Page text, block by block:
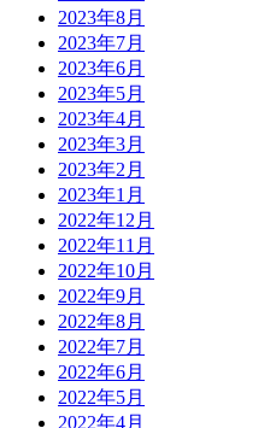
2023年8月
2023年7月
2023年6月
2023年5月
2023年4月
2023年3月
2023年2月
2023年1月
2022年12月
2022年11月
2022年10月
2022年9月
2022年8月
2022年7月
2022年6月
2022年5月
2022年4月